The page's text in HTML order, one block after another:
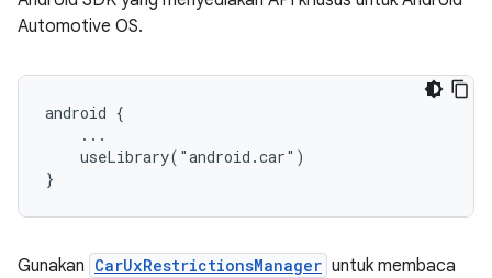
Automotive OS.
android {
    ...
    useLibrary("android.car")
Gunakan CarUxRestrictionsManager untuk membaca